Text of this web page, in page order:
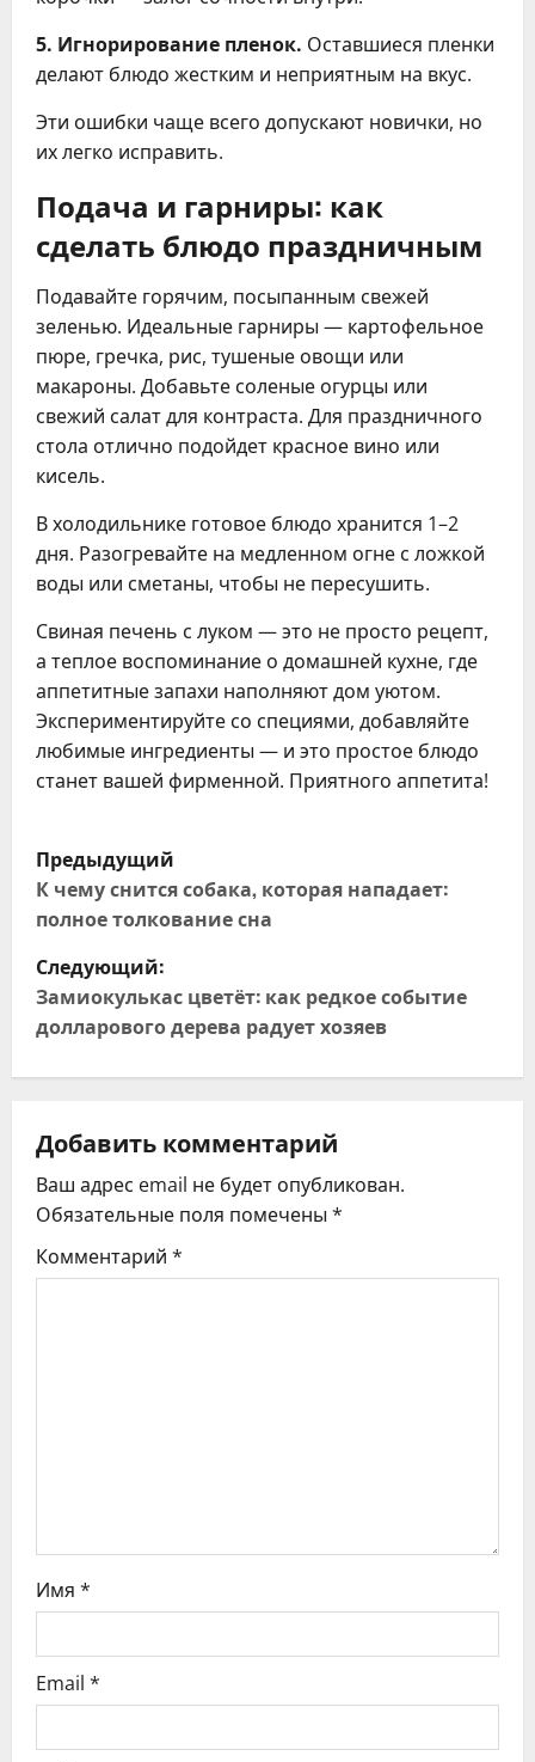
5. Игнорирование пленок. Оставшиеся пленки
делают блюдо жестким и неприятным на вкус.
Эти ошибки чаще всего допускают новички, но
их легко исправить.
Подача и гарниры: как
сделать блюдо праздничным
Подавайте горячим, посыпанным свежей
зеленью. Идеальные гарниры — картофельное
пюре, гречка, рис, тушеные овощи или
макароны. Добавьте соленые огурцы или
свежий салат для контраста. Для праздничного
стола отлично подойдет красное вино или
кисель.
В холодильнике готовое блюдо хранится 1–2
дня. Разогревайте на медленном огне с ложкой
воды или сметаны, чтобы не пересушить.
Свиная печень с луком — это не просто рецепт,
а теплое воспоминание о домашней кухне, где
аппетитные запахи наполняют дом уютом.
Экспериментируйте со специями, добавляйте
любимые ингредиенты — и это простое блюдо
станет вашей фирменной. Приятного аппетита!
Н
а
в
и
г
ц
и
я
и
с
я
м
Предыдущий
К чему снится собака, которая нападает:
полное толкование сна
Следующий:
Замиокулькас цветёт: как редкое событие
долларового дерева радует хозяев
Добавить комментарий
Ваш адрес email не будет опубликован.
Обязательные поля помечены *
Комментарий *
Имя *
Email *